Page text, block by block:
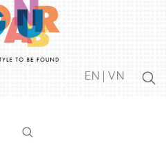
EN VN